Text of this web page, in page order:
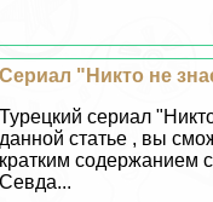
Сериал "Никто не
Турецкий сериал
данной статье , вы
кратким содержанием
Севда...